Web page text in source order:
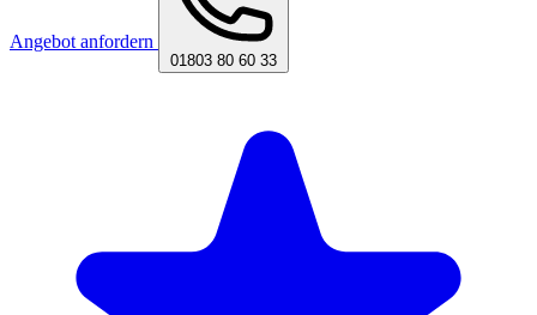
Angebot anfordern
01803 80 60 33